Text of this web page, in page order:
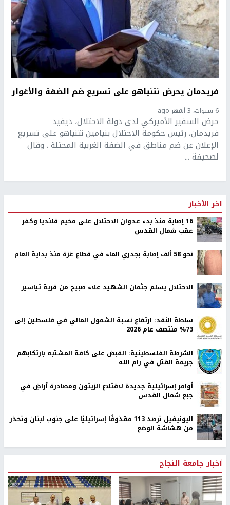
فريدمان يحرض نتنياهو على تسريع ضم الضفة والأغوار
6 سنوات، 3 أشهر ago
حرض السفير الأميركي لدى دولة الاحتلال، ديفيد
فريدمان، رئيس حكومة الاحتلال بنيامين نتنياهو على تسريع
الإعلان عن ضم مناطق في الضفة الغربية المحتلة . وقال
لصحيفة ...
اخر الأخبار
16 إصابة منذ بدء عدوان الاحتلال على مخيم قلنديا وكفر
عقب شمال القدس
نحو 58 ألف إصابة بجدري الماء في قطاع غزة منذ بداية العام
الاحتلال يسلم جثمان الشهيد علاء صبيح من قرية تياسير
سلطة النقد: ارتفاع نسبة الشمول المالي في فلسطين إلى
73% منتصف عام 2026
الشرطة الفلسطينية: القبض على كافة المشتبه بارتكابهم
جريمة القتل في رام الله
أوامر إسرائيلية جديدة لاقتلاع الزيتون ومصادرة أراضٍ في
جبع شمال القدس
اليونيفيل ترصد 113 مقذوفًا إسرائيليًا على جنوب لبنان وتحذر
من هشاشة الوضع
أخبار جامعة النجاح